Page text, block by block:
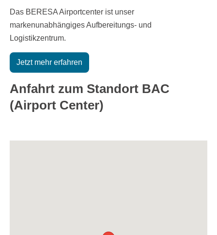
Das BERESA Airportcenter ist unser
markenunabhängiges Aufbereitungs- und
Logistikzentrum.
Jetzt mehr erfahren
Anfahrt zum Standort BAC
(Airport Center)